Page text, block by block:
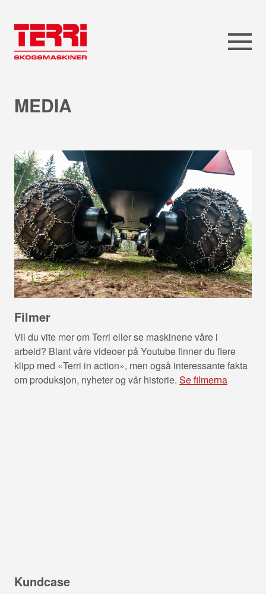
MEDIA
Filmer
Vil du vite mer om Terri eller se maskinene våre i
arbeid? Blant våre videoer på Youtube finner du flere
klipp med «Terri in action», men også interessante fakta
om produksjon, nyheter og vår historie. Se filmerna
Kundcase